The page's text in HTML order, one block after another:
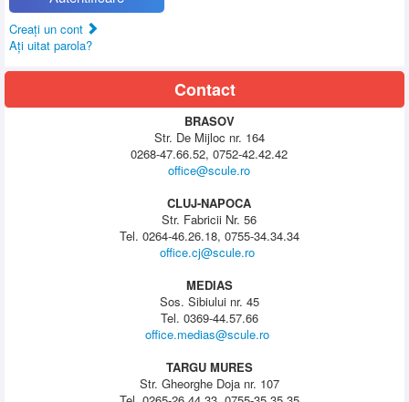
Creaţi un cont
Aţi uitat parola?
Contact
BRASOV
Str. De Mijloc nr. 164
0268-47.66.52, 0752-42.42.42
office@scule.ro
CLUJ-NAPOCA
Str. Fabricii Nr. 56
Tel. 0264-46.26.18, 0755-34.34.34
office.cj@scule.ro
MEDIAS
Sos. Sibiului nr. 45
Tel. 0369-44.57.66
office.medias@scule.ro
TARGU MURES
Str. Gheorghe Doja nr. 107